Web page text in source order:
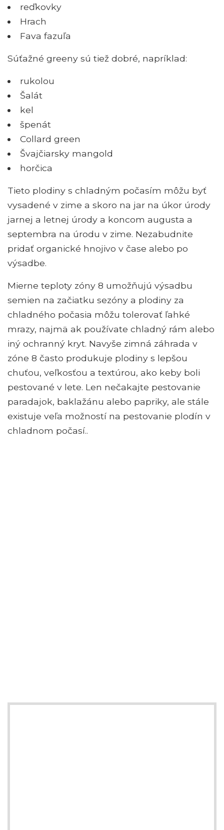
reďkovky
Hrach
Fava fazuľa
Súťažné greeny sú tiež dobré, napríklad:
rukolou
Šalát
kel
špenát
Collard green
Švajčiarsky mangold
horčica
Tieto plodiny s chladným počasím môžu byť
vysadené v zime a skoro na jar na úkor úrody
jarnej a letnej úrody a koncom augusta a
septembra na úrodu v zime. Nezabudnite
pridať organické hnojivo v čase alebo po
výsadbe.
Mierne teploty zóny 8 umožňujú výsadbu
semien na začiatku sezóny a plodiny za
chladného počasia môžu tolerovať ľahké
mrazy, najmä ak používate chladný rám alebo
iný ochranný kryt. Navyše zimná záhrada v
zóne 8 často produkuje plodiny s lepšou
chuťou, veľkosťou a textúrou, ako keby boli
pestované v lete. Len nečakajte pestovanie
paradajok, baklažánu alebo papriky, ale stále
existuje veľa možností na pestovanie plodín v
chladnom počasí..